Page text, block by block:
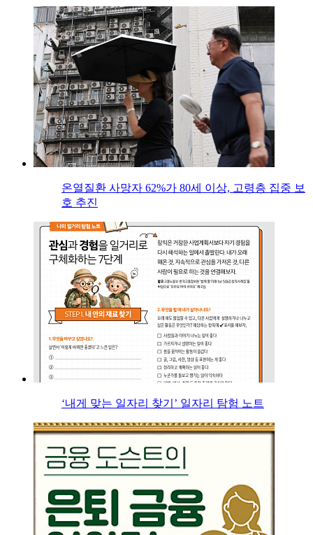
온열질환 사망자 62%가 80세 이상, 고령층 집중 보
호 추진
‘내게 맞는 일자리 찾기’ 일자리 탐험 노트